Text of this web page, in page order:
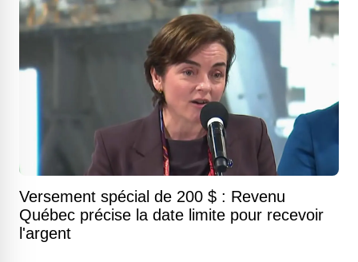
Versement spécial de 200 $ : Revenu
Québec précise la date limite pour recevoir
l'argent